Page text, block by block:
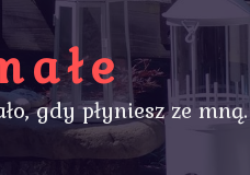
gdy płyniesz ze mną.